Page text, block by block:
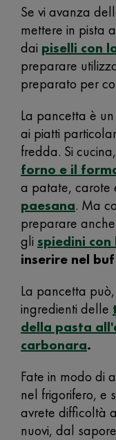
Se vi avanza
mettere in pista
dai piselli con
preparare
preparato per
La pancetta è
ai piatti
fredda. Si
forno e il
a patate, carote
paesana. Ma
preparare
gli spiedini con
inserire nel
La pancetta
ingredienti delle
della pasta
carbonara.
Fate in modo di
nel frigorifero, e
avrete difficoltà
nuovi, dal